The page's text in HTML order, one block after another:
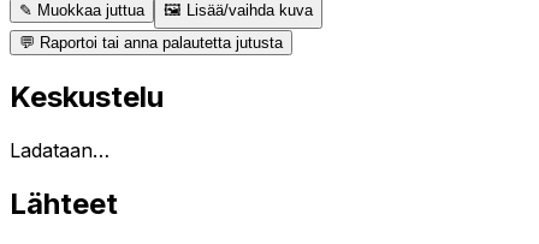
✎ Muokkaa juttua
🖼 Lisää/vaihda kuva
💬 Raportoi tai anna palautetta jutusta
Keskustelu
Ladataan…
Lähteet